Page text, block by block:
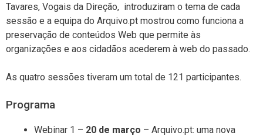
Tavares, Vogais da Direção, introduziram o tema de cada
sessão e a equipa do Arquivo.pt mostrou como funciona a
preservação de conteúdos Web que permite às
organizações e aos cidadãos acederem à web do passado.
As quatro sessões tiveram um total de 121 participantes.
Programa
Webinar 1 – 20 de março – Arquivo.pt: uma nova